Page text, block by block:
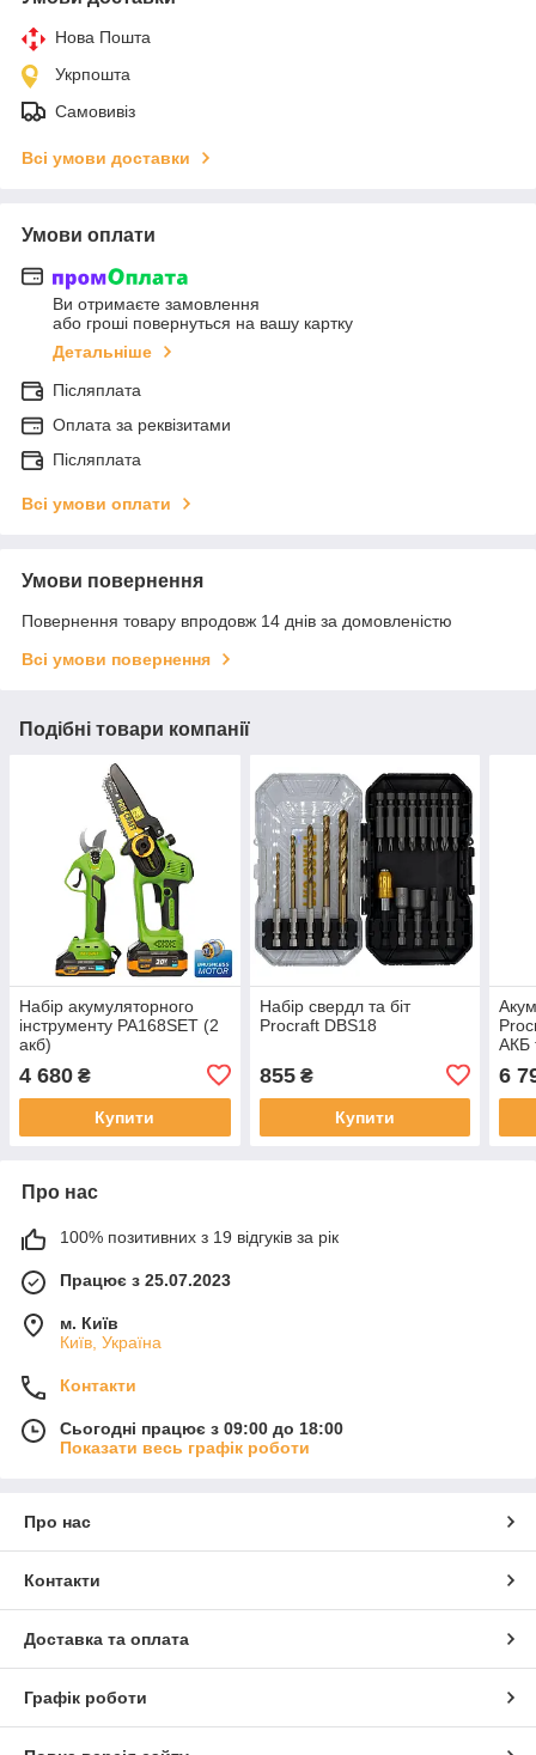
Нова Пошта
Укрпошта
Самовивіз
Всі умови доставки
Умови оплати
Ви отримаєте замовлення
або гроші повернуться на вашу картку
Детальніше
Післяплата
Оплата за реквізитами
Післяплата
Всі умови оплати
Умови повернення
Повернення товару впродовж 14 днів за домовленістю
Всі умови повернення
Подібні товари компанії
Набір акумуляторного
інструменту PA168SET (2
акб)
4 680 ₴
Купити
Набір свердл та біт
Procraft DBS18
855₴
Купити
АКБ
6
Про нас
100% позитивних з 19 відгуків за рік
Працює з 25.07.2023
м. Київ
Київ, Україна
Контакти
Сьогодні працює з 09:00 до 18:00
Показати весь графік роботи
Про нас
Контакти
Доставка та оплата
Графік роботи